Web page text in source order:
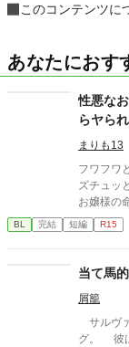
このコンテンツに
あなたにおす
性悪な
らヤら
まりも13
フワフワ
ズチュッ
お嬢様の
た、ちょっとアホ
していま
BL 完結 短編 R15
当て馬
屑籠
サルヴ
グ。 彼